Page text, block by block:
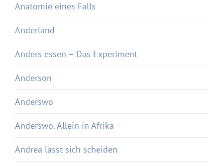
Anatomie eines Falls
Anderland
Anders essen – Das Experiment
Anderson
Anderswo
Anderswo. Allein in Afrika
Andrea lässt sich scheiden